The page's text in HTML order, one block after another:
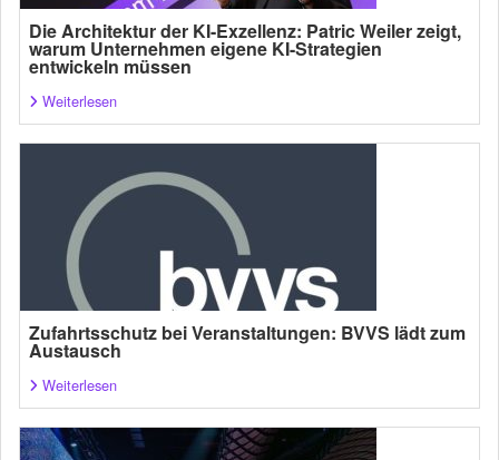
Die Architektur der KI-Exzellenz: Patric Weiler zeigt,
warum Unternehmen eigene KI-Strategien
entwickeln müssen
Weiterlesen
Zufahrtsschutz bei Veranstaltungen: BVVS lädt zum
Austausch
Weiterlesen